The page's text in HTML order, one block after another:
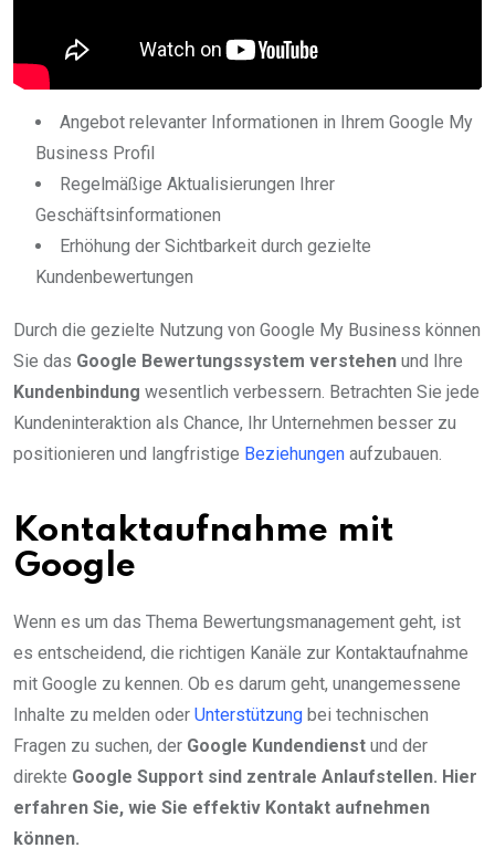
Angebot relevanter Informationen in Ihrem Google My
Business Profil
Regelmäßige Aktualisierungen Ihrer
Geschäftsinformationen
Erhöhung der Sichtbarkeit durch gezielte
Kundenbewertungen
Durch die gezielte Nutzung von Google My Business können
Sie das Google Bewertungssystem verstehen und Ihre
Kundenbindung wesentlich verbessern. Betrachten Sie jede
Kundeninteraktion als Chance, Ihr Unternehmen besser zu
positionieren und langfristige Beziehungen aufzubauen.
Kontaktaufnahme mit
Google
Wenn es um das Thema Bewertungsmanagement geht, ist
es entscheidend, die richtigen Kanäle zur Kontaktaufnahme
mit Google zu kennen. Ob es darum geht, unangemessene
Inhalte zu melden oder Unterstützung bei technischen
Fragen zu suchen, der Google Kundendienst und der
direkte Google Support sind zentrale Anlaufstellen. Hier
erfahren Sie, wie Sie effektiv Kontakt aufnehmen
können.